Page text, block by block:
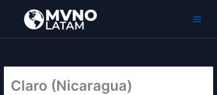
contenido
Claro (Nicaragua)